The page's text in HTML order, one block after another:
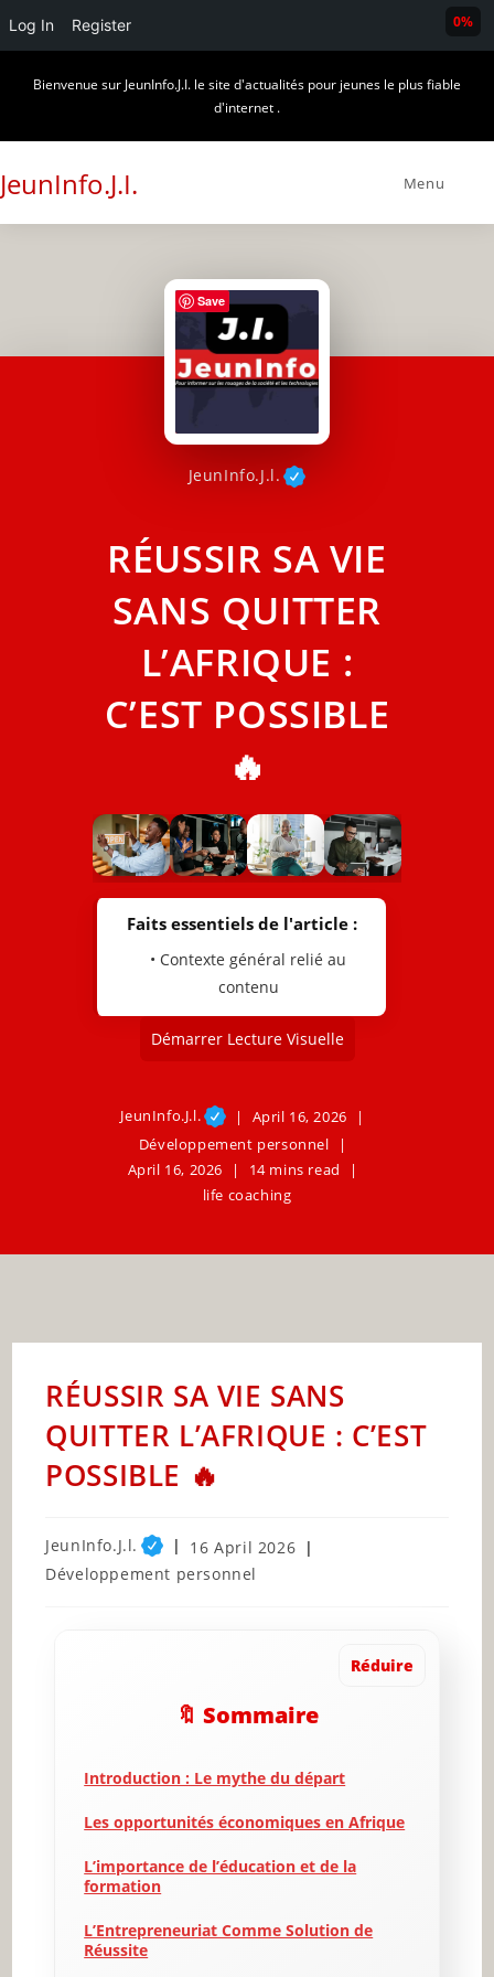
Log In Register
Bienvenue sur JeunInfo.J.I. le site d'actualités pour jeunes le plus fiable
d'internet .
JeunInfo.J.I. Menu
JeunInfo.J.l.
RÉUSSIR SA VIE
SANS QUITTER
L’AFRIQUE :
C’EST POSSIBLE
🔥
Faits essentiels de l'article :
• Contexte général relié au
contenu
Démarrer Lecture Visuelle
JeunInfo.J.l.
April 16, 2026
Développement personnel
April 16, 2026
14 mins read
life coaching
RÉUSSIR SA VIE SANS
QUITTER L’AFRIQUE : C’EST
POSSIBLE 🔥
Post
author:
JeunInfo.J.l.
Post
published:
16 April 2026
Post
Développement personnel
Réduire
🔖 Sommaire
Introduction : Le mythe du départ
Les opportunités économiques en Afrique
L’importance de l’éducation et de la
formation
L’Entrepreneuriat Comme Solution de
Réussite
0%
Save